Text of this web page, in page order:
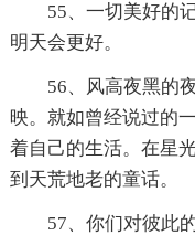
55、一切美好的
明天会更好。
56、风高夜黑的
映。就如曾经说过的
着自己的生活。在星
到天荒地老的童话。
57、你们对彼此